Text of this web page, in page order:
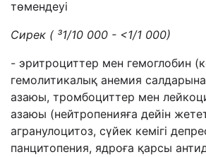
төмендеуі
Сирек ( ³1/10 000 - <1/1 000)
- эритроциттер мен гемоглобин
гемолитикалық анемия
азаюы, тромбоциттер мен
азаюы (нейтропенияға дейін
агранулоцитоз, сүйек кемігі
панцитопения, ядроға қарсы